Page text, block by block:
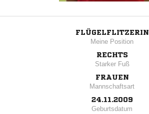
FLÜGELFLITZERIN
Meine Position
RECHTS
Starker Fuß
FRAUEN
Mannschaftsart
24.11.2009
Geburtsdatum